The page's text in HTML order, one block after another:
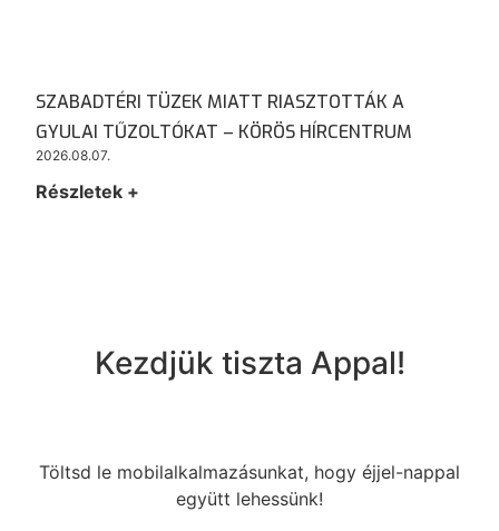
SZABADTÉRI TÜZEK MIATT RIASZTOTTÁK A
GYULAI TŰZOLTÓKAT – KÖRÖS HÍRCENTRUM
2026.08.07.
Részletek +
Kezdjük tiszta Appal!
Töltsd le mobilalkalmazásunkat, hogy éjjel-nappal
együtt lehessünk!